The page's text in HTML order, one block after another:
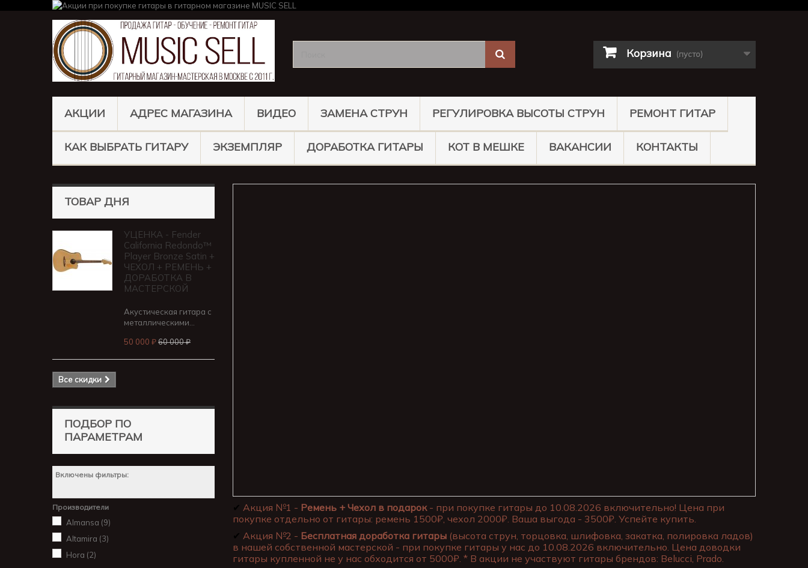
Корзина (пусто)
АКЦИИ АДРЕС МАГАЗИНА ВИДЕО ЗАМЕНА СТРУН РЕГУЛИРОВКА ВЫСОТЫ СТРУН РЕМОНТ ГИТАР
КАК ВЫБРАТЬ ГИТАРУ ЭКЗЕМПЛЯР ДОРАБОТКА ГИТАРЫ КОТ В МЕШКЕ ВАКАНСИИ КОНТАКТЫ
ТОВАР ДНЯ
УЦЕНКА - Fender
California Redondo™
Player Bronze Satin +
ЧЕХОЛ + РЕМЕНЬ +
ДОРАБОТКА В
МАСТЕРСКОЙ
Акустическая гитара с
металлическими...
50 000 ₽60 000 ₽
Все скидки
ПОДБОР ПО
ПАРАМЕТРАМ
Включены фильтры:
Производители
Almansa (9)
Altamira (3)
Hora (2)
✔ Акция №1 - Ремень + Чехол в подарок- при покупке гитары до 10.08.2026 включительно! Цена при
покупке отдельно от гитары: ремень 1500₽, чехол 2000₽. Ваша выгода - 3500₽. Успейте купить.
✔ Акция №2 - Бесплатная доработка гитары (высота струн, торцовка, шлифовка, закатка, полировка ладов)
в нашей собственной мастерской - при покупке гитары у нас до 10.08.2026 включительно. Цена доводки
гитары купленной не у нас обходится от 5000₽. * В акции не участвуют гитары брендов: Belucci, Prado.